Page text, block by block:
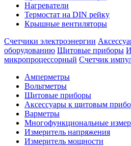
Нагреватели
Термостат на DIN рейку
Крышные вентиляторы
Счетчики электроэнергии
оборудованию Щитовые приборы
микропроцессорный Счетчик
Амперметры
Вольтметры
Щитовые приборы
Аксессуары к щитовым
Варметры
Многофункциональные
Измеритель напряжения
Измеритель мощности